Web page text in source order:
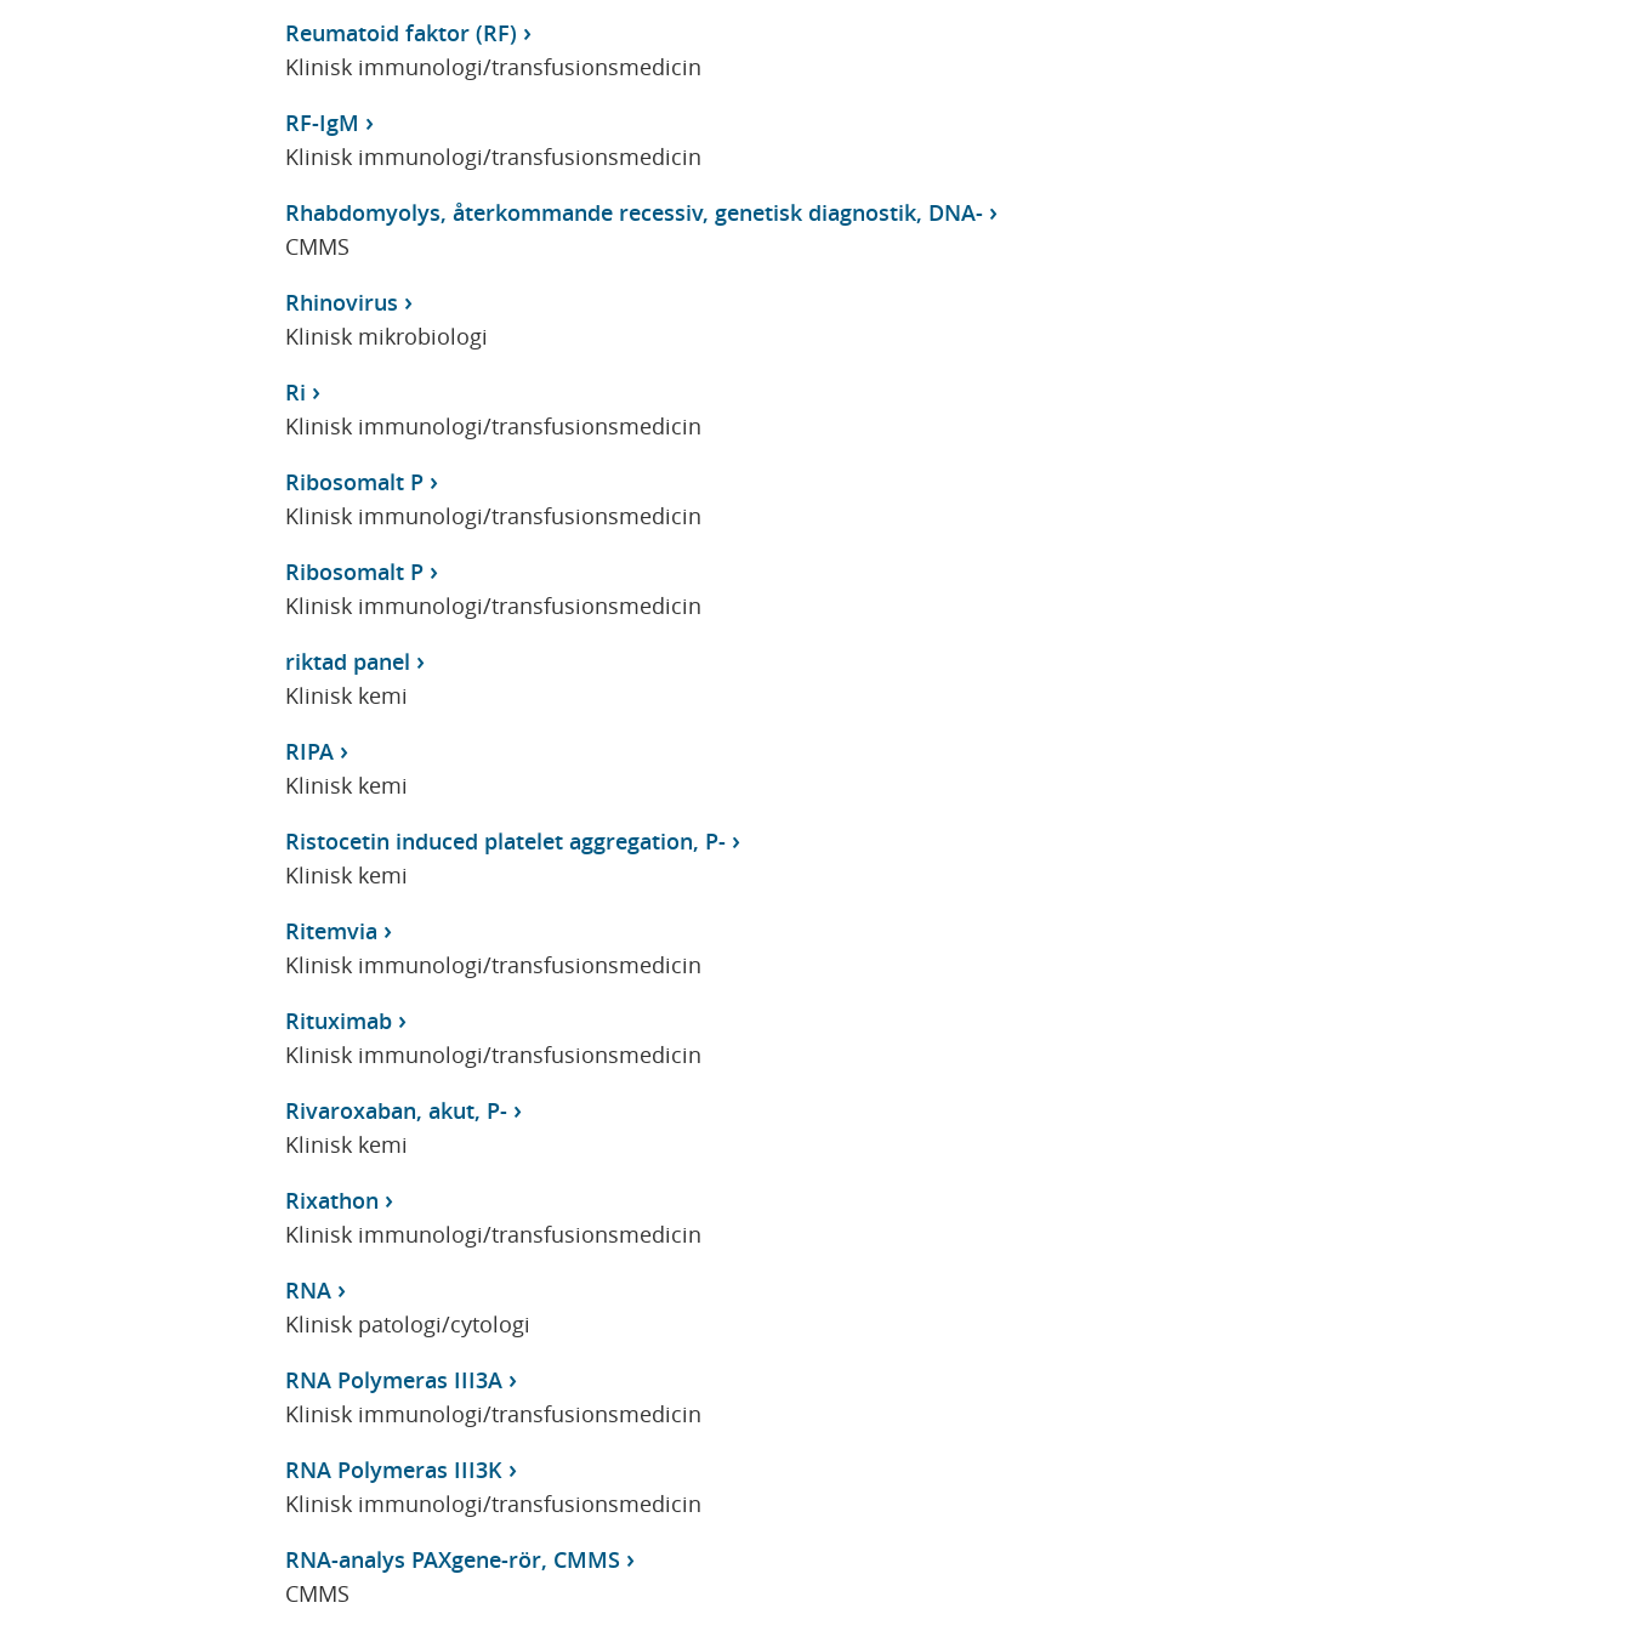
Reumatoid faktor (RF)
Klinisk immunologi/transfusionsmedicin
RF-IgM
Klinisk immunologi/transfusionsmedicin
Rhabdomyolys, återkommande recessiv, genetisk diagnostik, DNA-
CMMS
Rhinovirus
Klinisk mikrobiologi
Ri
Klinisk immunologi/transfusionsmedicin
Ribosomalt P
Klinisk immunologi/transfusionsmedicin
Ribosomalt P
Klinisk immunologi/transfusionsmedicin
riktad panel
Klinisk kemi
RIPA
Klinisk kemi
Ristocetin induced platelet aggregation, P-
Klinisk kemi
Ritemvia
Klinisk immunologi/transfusionsmedicin
Rituximab
Klinisk immunologi/transfusionsmedicin
Rivaroxaban, akut, P-
Klinisk kemi
Rixathon
Klinisk immunologi/transfusionsmedicin
RNA
Klinisk patologi/cytologi
RNA Polymeras III3A
Klinisk immunologi/transfusionsmedicin
RNA Polymeras III3K
Klinisk immunologi/transfusionsmedicin
RNA-analys PAXgene-rör, CMMS
CMMS